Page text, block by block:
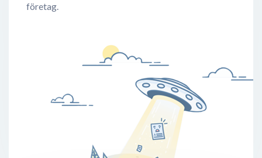
företag.